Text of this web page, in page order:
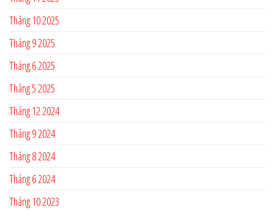
Tháng 10 2025
Tháng 9 2025
Tháng 6 2025
Tháng 5 2025
Tháng 12 2024
Tháng 9 2024
Tháng 8 2024
Tháng 6 2024
Tháng 10 2023